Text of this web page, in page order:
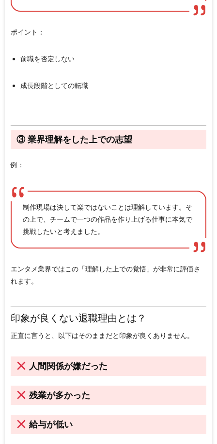
ポイント：
前職を否定しない
成長段階としての転職
③ 業界理解をした上での志望
例：
制作現場は決して楽ではないことは理解しています。そ
の上で、チームで一つの作品を作り上げる仕事に本気で
挑戦したいと考えました。
エンタメ業界ではこの「理解した上での覚悟」が非常に評価さ
れます。
印象が良くない退職理由とは？
正直に言うと、以下はそのままだと印象が良くありません。
人間関係が嫌だった
残業が多かった
給与が低い